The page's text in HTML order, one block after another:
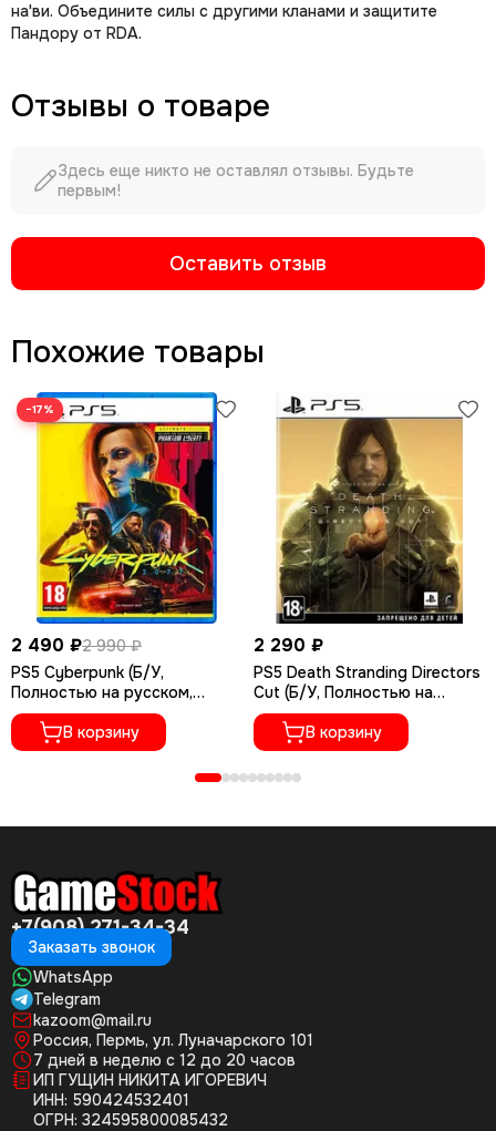
на'ви. Объедините силы с другими кланами и защитите
Пандору от RDA.
Отзывы о товаре
Здесь еще никто не оставлял отзывы. Будьте
первым!
Оставить отзыв
Похожие товары
−17%
2 490 ₽2 990 ₽
PS5 Cyberpunk (Б/У,
Полностью на русском,
PPSA-04027)
В корзину
2 290 ₽
PS5 Death Stranding Directors
Cut (Б/У, Полностью на
русском языке, PPSA-01968)
В корзину
+7(908) 271-34-34
Заказать звонок
WhatsApp
Telegram
kazoom@mail.ru
Россия, Пермь, ул. Луначарского 101
7 дней в неделю с 12 до 20 часов
ИП ГУЩИН НИКИТА ИГОРЕВИЧ
ИНН: 590424532401
ОГРН: 324595800085432